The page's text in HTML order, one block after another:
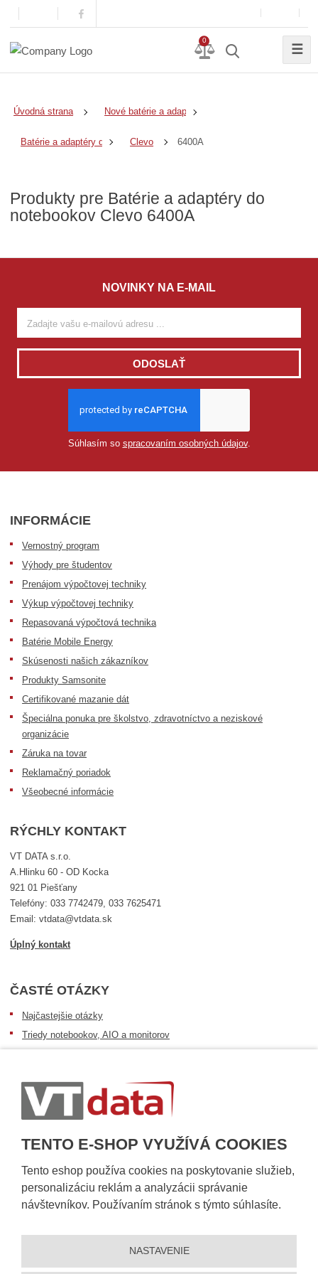
TENTO E-SHOP VYUŽÍVÁ COOKIES
Tento eshop používa cookies na poskytovanie služieb,
personalizáciu reklám a analyzácii správanie
návštevníkov. Používaním stránok s týmto súhlasíte.
NASTAVENIE
0
☰
Úvodná strana Nové batérie a adaptéry
Batérie a adaptéry do notebookov
Clevo 6400A
Produkty pre Batérie a adaptéry do
notebookov Clevo 6400A
NOVINKY NA E-MAIL
ODOSLAŤ
Súhlasím so spracovaním osobných údajov.
INFORMÁCIE
Vernostný program
Výhody pre študentov
Prenájom výpočtovej techniky
Výkup výpočtovej techniky
Repasovaná výpočtová technika
Batérie Mobile Energy
Skúsenosti našich zákazníkov
Produkty Samsonite
Certifikované mazanie dát
Špeciálna ponuka pre školstvo, zdravotníctvo a neziskové
organizácie
Záruka na tovar
Reklamačný poriadok
Všeobecné informácie
RÝCHLY KONTAKT
VT DATA s.r.o.
A.Hlinku 60 - OD Kocka
921 01 Piešťany
Telefóny: 033 7742479, 033 7625471
Email: vtdata@vtdata.sk
Úplný kontakt
ČASTÉ OTÁZKY
Najčastejšie otázky
Triedy notebookov, AIO a monitorov
Dopravné podmienky
Sledovanie zásielok
Vyhlásenie o prístupnosti |Ochrana osobných údajov |Mapa stránky |